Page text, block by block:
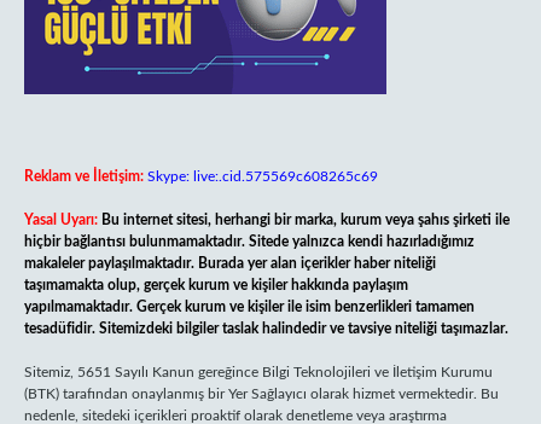
Reklam ve İletişim: Skype: live:.cid.575569c608265c69
Yasal Uyarı: Bu internet sitesi, herhangi bir marka, kurum veya şahıs şirketi ile
hiçbir bağlantısı bulunmamaktadır. Sitede yalnızca kendi hazırladığımız
makaleler paylaşılmaktadır. Burada yer alan içerikler haber niteliği
taşımamakta olup, gerçek kurum ve kişiler hakkında paylaşım
yapılmamaktadır. Gerçek kurum ve kişiler ile isim benzerlikleri tamamen
tesadüfidir. Sitemizdeki bilgiler taslak halindedir ve tavsiye niteliği taşımazlar.
Sitemiz, 5651 Sayılı Kanun gereğince Bilgi Teknolojileri ve İletişim Kurumu
(BTK) tarafından onaylanmış bir Yer Sağlayıcı olarak hizmet vermektedir. Bu
nedenle, sitedeki içerikleri proaktif olarak denetleme veya araştırma